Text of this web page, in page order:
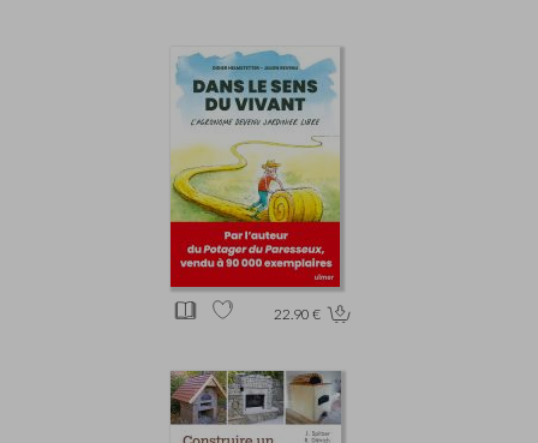
22.90 €